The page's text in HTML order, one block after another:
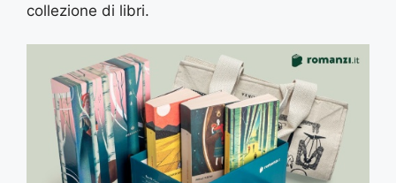
collezione di libri.